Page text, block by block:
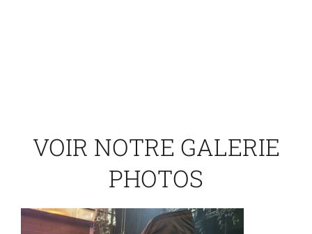
VOIR NOTRE GALERIE
PHOTOS